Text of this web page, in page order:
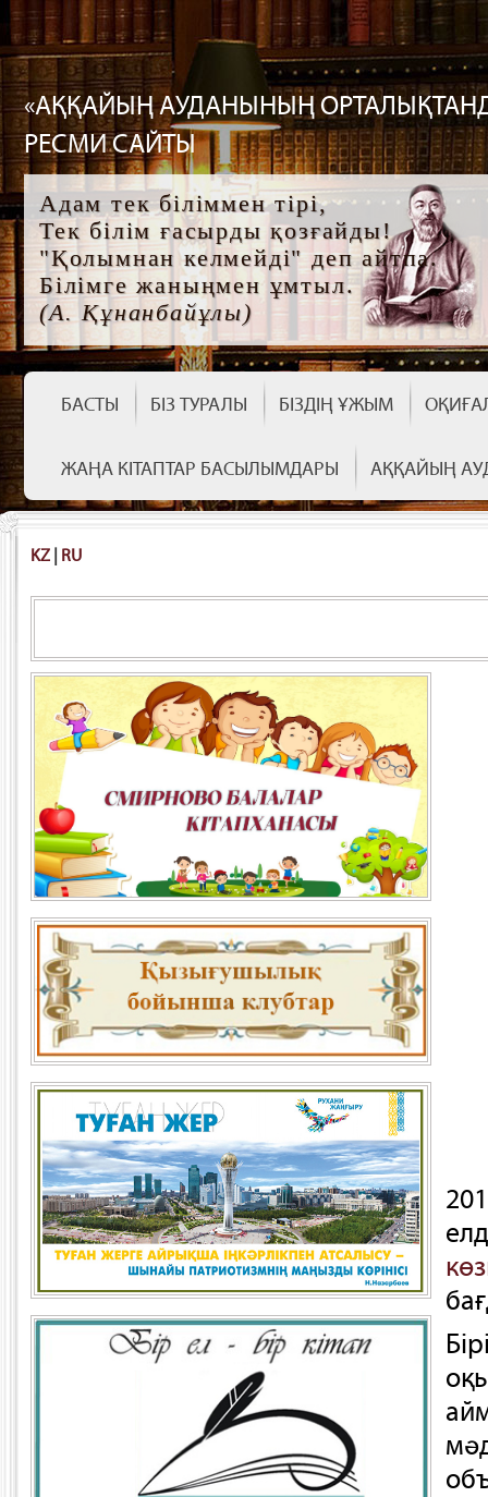
«АҚҚАЙЫҢ АУДАНЫНЫҢ
РЕСМИ САЙТЫ
Адам тек біліммен тірі,
Тек білім ғасырды қозғайды!
"Қолымнан келмейді" деп айтпа.
Білімге жаныңмен ұмтыл.
(А. Құнанбайұлы)
БАСТЫ БІЗ ТУРАЛЫ БІЗДІҢ ҰЖЫМ
ЖАҢА КІТАПТАР БАСЫЛЫМДАРЫ АҚҚАЙЫҢ
KZ RU